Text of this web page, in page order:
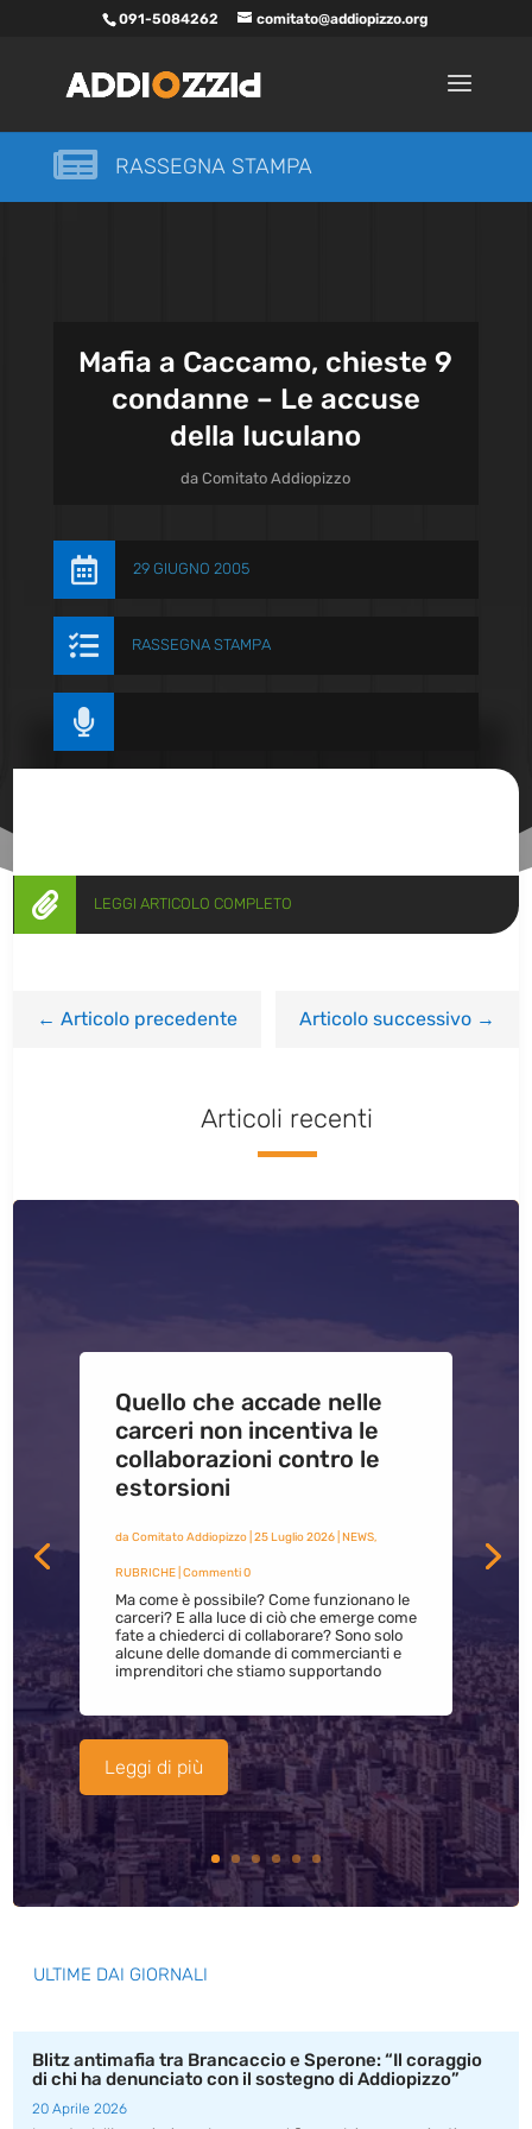
091-5084262 comitato@addiopizzo.org
 RASSEGNA STAMPA
Mafia a Caccamo, chieste 9
condanne – Le accuse
della Iuculano
daComitato Addiopizzo
 29 GIUGNO 2005
 RASSEGNA STAMPA

 LEGGI ARTICOLO COMPLETO
←Articolo precedente Articolo successivo→
Articoli recenti
Quello che accade nelle
carceri non incentiva le
collaborazioni contro le
estorsioni
da Comitato Addiopizzo| 25 Luglio 2026| NEWS,
RUBRICHE| Commenti 0
Ma come è possibile? Come funzionano le
carceri? E alla luce di ciò che emerge come
fate a chiederci di collaborare? Sono solo
alcune delle domande di commercianti e
imprenditori che stiamo supportando
Leggi di più
ULTIME DAI GIORNALI
Blitz antimafia tra Brancaccio e Sperone: “Il coraggio
di chi ha denunciato con il sostegno di Addiopizzo”
20 Aprile 2026